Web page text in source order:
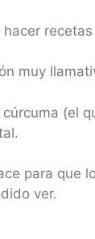
muy
(el
para que
ver.